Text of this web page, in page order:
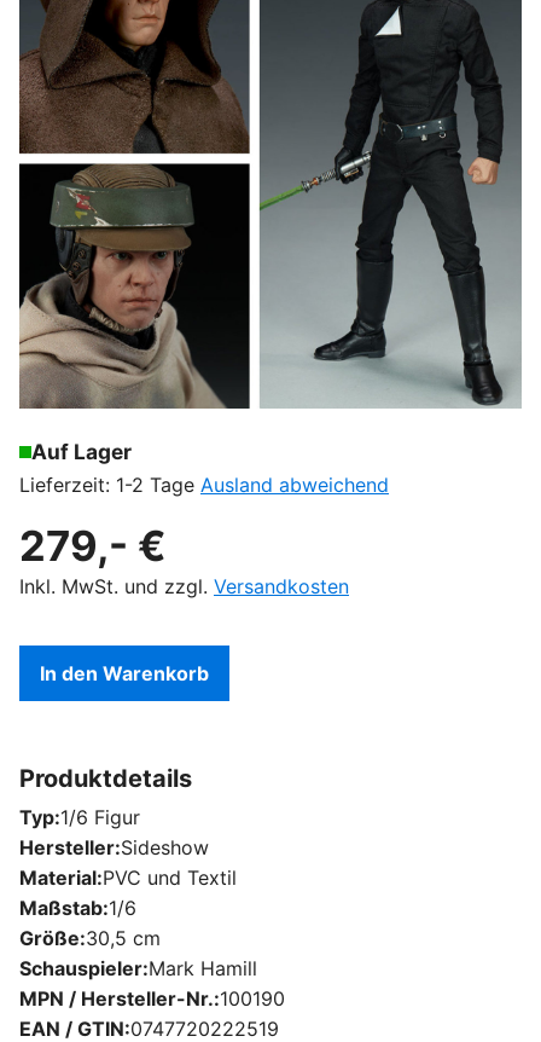
Auf Lager
Lieferzeit: 1-2 Tage Ausland abweichend
279,- €
Inkl. MwSt. und zzgl. Versandkosten
In den Warenkorb
Produktdetails
Typ 1/6 Figur
Hersteller Sideshow
Material PVC und Textil
Maßstab 1/6
Größe 30,5 cm
Schauspieler Mark Hamill
MPN / Hersteller-Nr. 100190
EAN / GTIN 0747720222519